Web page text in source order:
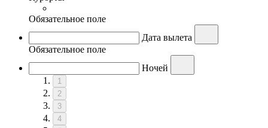
Обязательное поле
Дата вылета
Обязательное поле
Ночей
1
2
3
4